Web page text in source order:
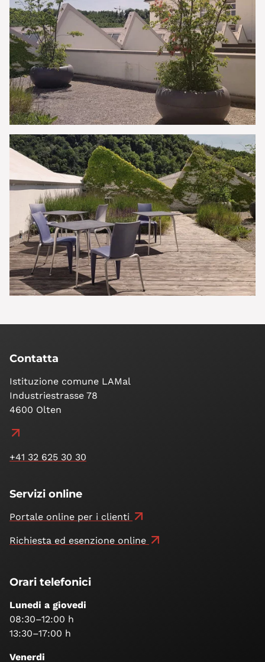
Contatta
Istituzione comune LAMal
Industriestrasse 78
4600 Olten
+41 32 625 30 30
Servizi online
Portale online per i clienti
Richiesta ed esenzione online
Orari telefonici
Lunedi a giovedi
08:30–12:00 h
13:30–17:00 h
Venerdi